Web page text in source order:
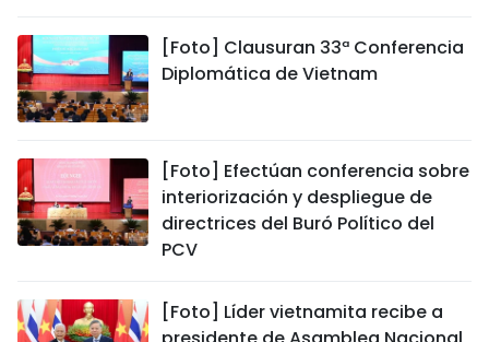
[Foto] Clausuran 33ª Conferencia
Diplomática de Vietnam
[Foto] Efectúan conferencia sobre
interiorización y despliegue de
directrices del Buró Político del
PCV
[Foto] Líder vietnamita recibe a